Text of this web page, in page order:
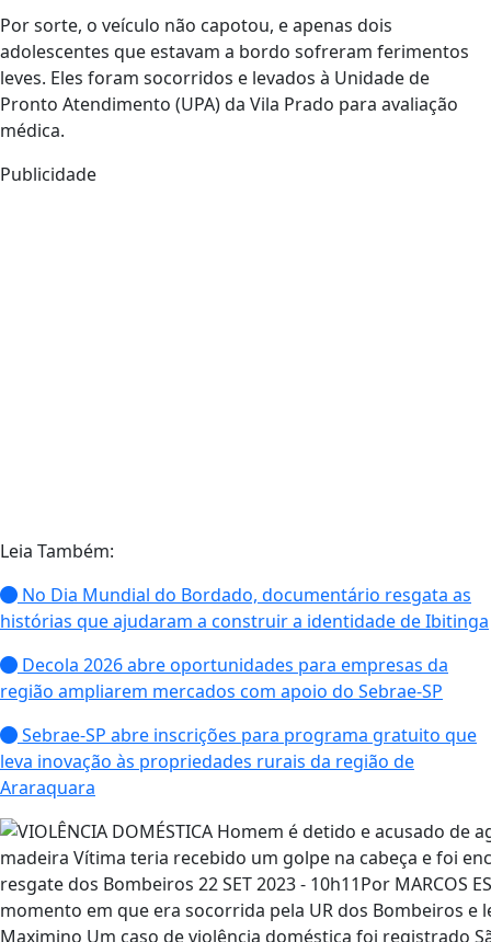
Por sorte, o veículo não capotou, e apenas dois
adolescentes que estavam a bordo sofreram ferimentos
leves. Eles foram socorridos e levados à Unidade de
Pronto Atendimento (UPA) da Vila Prado para avaliação
médica.
Publicidade
Leia Também:
No Dia Mundial do Bordado, documentário resgata as
histórias que ajudaram a construir a identidade de Ibitinga
Decola 2026 abre oportunidades para empresas da
região ampliarem mercados com apoio do Sebrae-SP
Sebrae-SP abre inscrições para programa gratuito que
leva inovação às propriedades rurais da região de
Araraquara